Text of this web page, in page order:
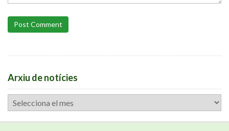
Post Comment
Arxiu de notícies
Arxiu
de
notícies